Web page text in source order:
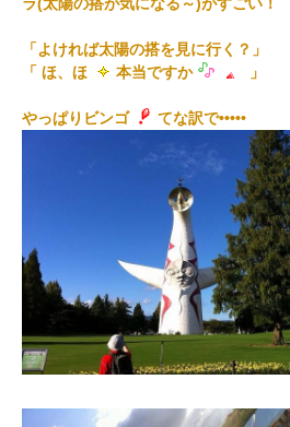
ラ(太陽の搭が気になる～)がすごい！
「よければ太陽の搭を見に行く？」
「 ほ、ほ
本当ですか 」
やっぱりビンゴ てな訳で•••••